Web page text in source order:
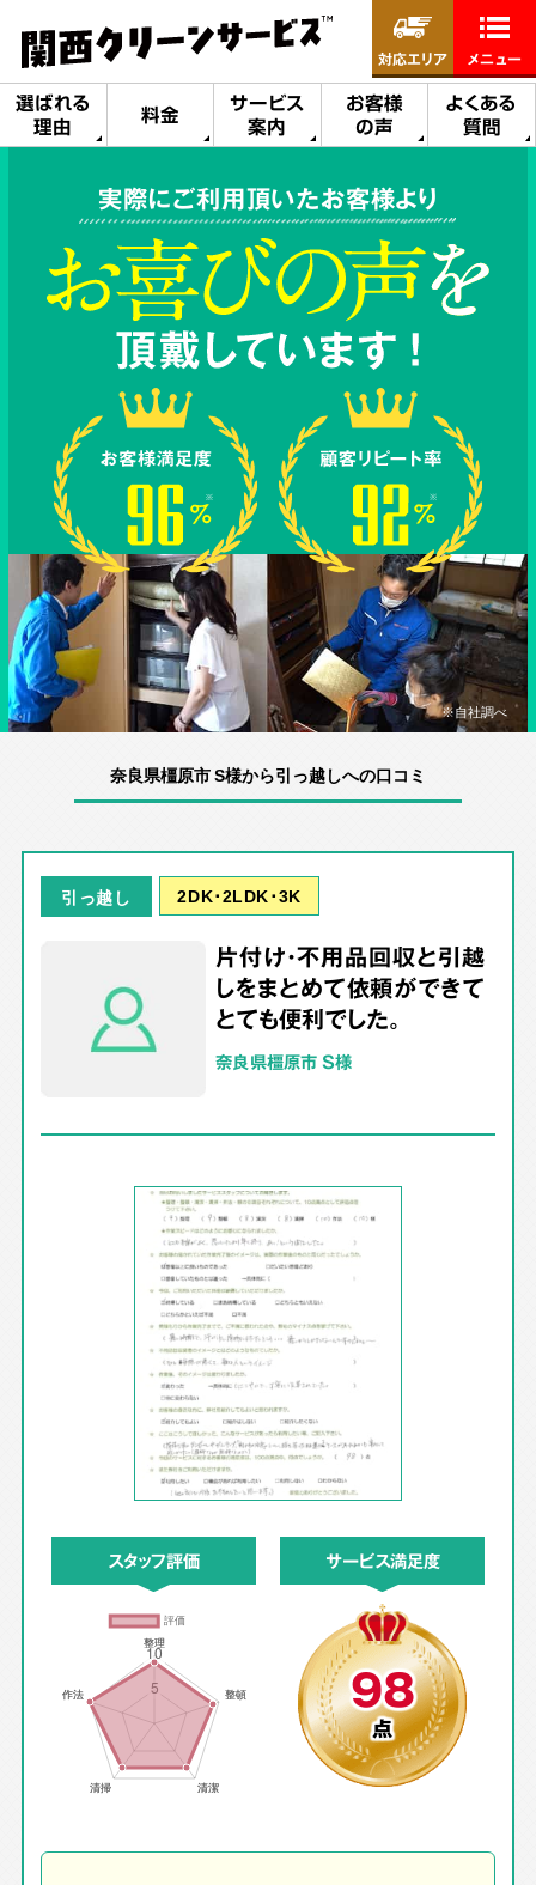
選ばれる
理由
料金
サービス
案内
お客様
の声
よくある
質問
対応エリア メニュー
実際にご利用頂いたお客様より
※自社調べ
奈良県橿原市 S様から引っ越しへの口コミ
引っ越し 2DK･2LDK･3K
片付け・不用品回収と引越
しをまとめて依頼ができて
とても便利でした。
奈良県橿原市 S様
スタッフ評価 サービス満足度
98
点